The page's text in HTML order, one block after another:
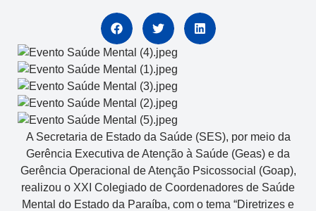
A Secretaria de Estado da Saúde (SES), por meio da
Gerência Executiva de Atenção à Saúde (Geas) e da
Gerência Operacional de Atenção Psicossocial (Goap),
realizou o XXI Colegiado de Coordenadores de Saúde
Mental do Estado da Paraíba, com o tema “Diretrizes e